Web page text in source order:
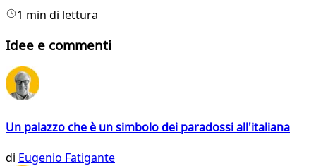
1 min di lettura
Idee e commenti
Un palazzo che è un simbolo dei paradossi all'italiana
di Eugenio Fatigante